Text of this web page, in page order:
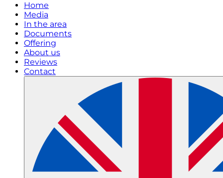
Home
Media
In the area
Documents
Offering
About us
Reviews
Contact